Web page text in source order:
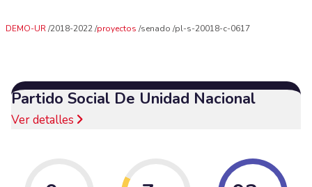
DEMO-UR 2018-2022 proyectos senado pl-s-20018-c-0617
Partido Social De Unidad Nacional
Ver detalles